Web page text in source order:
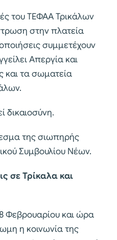
του ΤΕΦΑΑ Τρικάλων
στην πλατεία
συμμετέχουν
Απεργία και
και τα σωματεία
δικαιοσύνη.
της σιωπηρής
Συμβουλίου Νέων.
σε Τρίκαλα και
Φεβρουαρίου και ώρα
η κοινωνία της